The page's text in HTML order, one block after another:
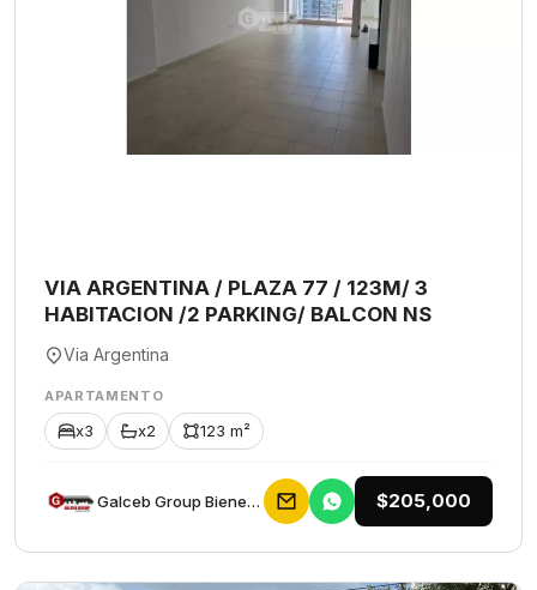
VIA ARGENTINA / PLAZA 77 / 123M/ 3
HABITACION /2 PARKING/ BALCON NS
Via Argentina
APARTAMENTO
x3 x2 123 m²
Galceb Group Bienes Raices $205,000